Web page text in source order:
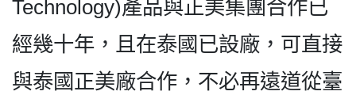
Technology)產品與正美集團合作已
經幾十年，且在泰國已設廠，可直接
與泰國正美廠合作，不必再遠道從臺